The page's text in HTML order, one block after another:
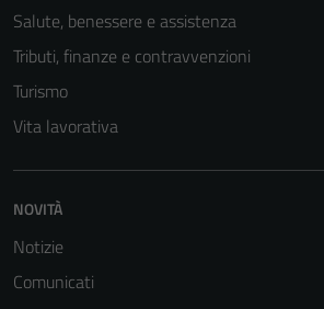
Salute, benessere e assistenza
Tributi, finanze e contravvenzioni
Turismo
Vita lavorativa
NOVITÀ
Notizie
Comunicati